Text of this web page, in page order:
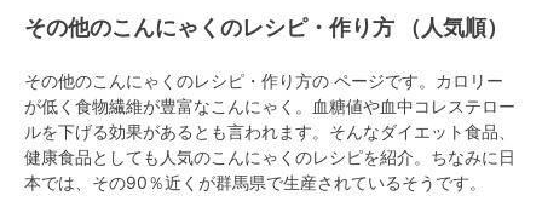
その他のこんにゃくのレシピ・作り方 （人気順）
その他のこんにゃくのレシピ・作り方の ページです。カロリー
が低く食物繊維が豊富なこんにゃく。血糖値や血中コレステロー
ルを下げる効果があるとも言われます。そんなダイエット食品、
健康食品としても人気のこんにゃくのレシピを紹介。ちなみに日
本では、その90％近くが群馬県で生産されているそうです。